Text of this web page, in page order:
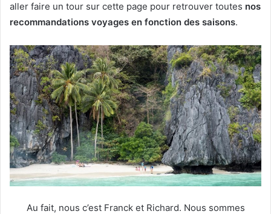
aller faire un tour sur cette page pour retrouver toutes nos
recommandations voyages en fonction des saisons.
Au fait, nous c’est Franck et Richard. Nous sommes